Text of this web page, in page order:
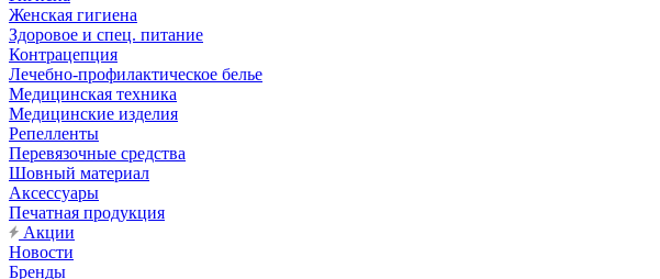
Женская гигиена
Здоровое и спец. питание
Контрацепция
Лечебно-профилактическое белье
Медицинская техника
Медицинские изделия
Репелленты
Перевязочные средства
Шовный материал
Аксессуары
Печатная продукция
Акции
Новости
Бренды